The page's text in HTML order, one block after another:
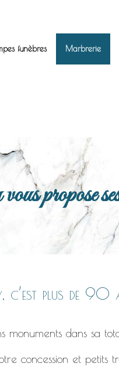
funèbres Marbrerie
ses
c’est plus de 90
monuments dans sa
concession et petits